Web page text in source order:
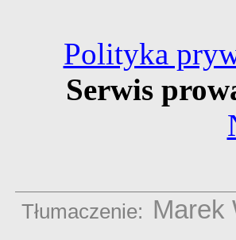
Polityka
Serwis
Tłumaczenie: Marek